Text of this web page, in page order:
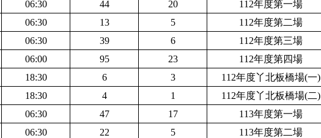
06:30 44 20
112年度第一場
06:30 13 5
112年度第二場
06:30 39 6
112年度第三場
06:00 95 23
112年度第四場
18:30 6 3 1 12年度丫北板橋場(一)
18:30 4 1 1 12年度丫北板橋場(二)
06:30 47 17
113年度第一場
06:30 22 5
113年度第二場